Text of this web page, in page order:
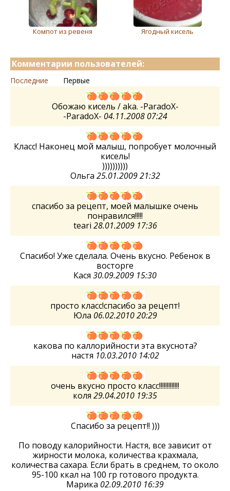
Компот из ревеня Ягодный кисель
Комментарии пользователей:
Последние Первые
Обожаю кисель / aka. -ParadoX-
-ParadoX- 04.11.2008 07:24
Класс! Наконец мой малыш, попробует молочный
кисель!
))))))))))
Ольга 25.01.2009 21:32
спасибо за рецепт, моей малышке очень
понравился!!!!!
teari 28.01.2009 17:36
Спасибо! Уже сделала. Очень вкусно. Ребенок в
восторге
Кася 30.09.2009 15:30
просто класс!спасибо за рецепт!
Юла 06.02.2010 20:29
какова по каллорийности эта вкуснота?
настя 10.03.2010 14:02
очень вкусно просто класс!!!!!!!!!!!!!
коля 29.04.2010 19:35
Спасибо за рецепт!! )))
По поводу калорийности. Настя, все зависит от
жирности молока, количества крахмала,
количества сахара. Если брать в среднем, то около
95-100 ккал на 100 гр готового продукта.
Марика 02.09.2010 16:39